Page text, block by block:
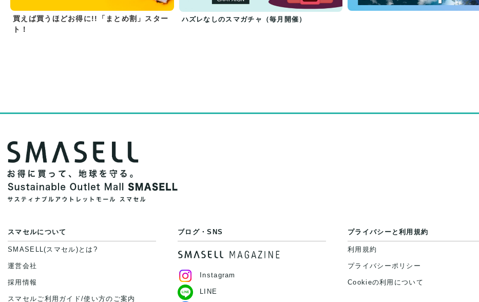
買えば買うほどお得に!!「まとめ割」スター
ト！
ハズレなしのスマガチャ（毎月開催）
スマセルについて
SMASELL(スマセル)とは?
運営会社
採用情報
スマセルご利用ガイド/使い方のご案内
ブログ・SNS
Instagram
LINE
プライバシーと利用規約
利用規約
プライバシーポリシー
Cookieの利用について